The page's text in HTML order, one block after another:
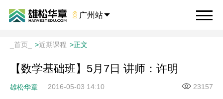
 广州站
_首页_ >近期课程 >正文
【数学基础班】5月7日 讲师：许明
雄松华章 2016-05-03 14:10 23157